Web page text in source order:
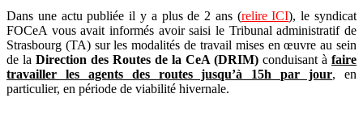
Dans une actu publiée il y a plus de 2 ans (relire ICI), le syndicat
FOCeA vous avait informés avoir saisi le Tribunal administratif de
Strasbourg (TA) sur les modalités de travail mises en œuvre au sein
de la Direction des Routes de la CeA (DRIM) conduisant à faire
travailler les agents des routes jusqu’à 15h par jour, en
particulier, en période de viabilité hivernale.